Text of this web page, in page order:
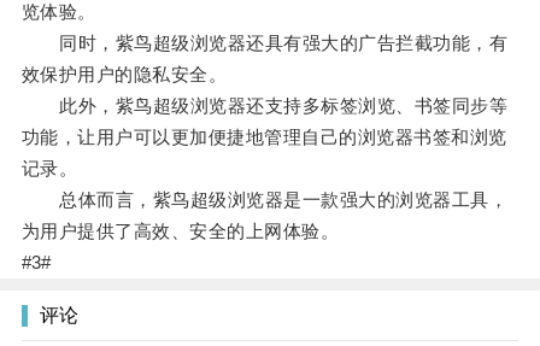
览体验。
同时，紫鸟超级浏览器还具有强大的广告拦截功能，有
效保护用户的隐私安全。
此外，紫鸟超级浏览器还支持多标签浏览、书签同步等
功能，让用户可以更加便捷地管理自己的浏览器书签和浏览
记录。
总体而言，紫鸟超级浏览器是一款强大的浏览器工具，
为用户提供了高效、安全的上网体验。
#3#
评论